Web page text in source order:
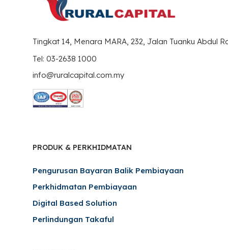
Tingkat 14, Menara MARA, 232, Jalan Tuanku Abdul
Tel: 03-2638 1000
info@ruralcapital.com.my
PRODUK & PERKHIDMATAN
Pengurusan Bayaran Balik Pembiayaan
Perkhidmatan Pembiayaan
Digital Based Solution
Perlindungan Takaful